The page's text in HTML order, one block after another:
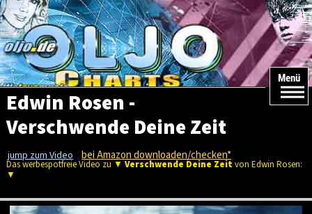
Menü
Edwin Rosen -
Verschwende Deine Zeit
jump zum Video bei Amazon downloaden/checken*
Das werbespotfreie Video zu ▼ Verschwende Deine Zeit von Edwin Rosen:
▼